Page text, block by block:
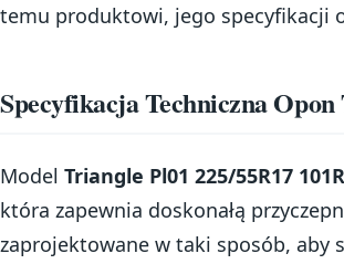
temu produktowi, jego specyfikacji
Specyfikacja Techniczna
Model Triangle Pl01 225/55R17
która zapewnia doskonałą
zaprojektowane w taki sposób, aby